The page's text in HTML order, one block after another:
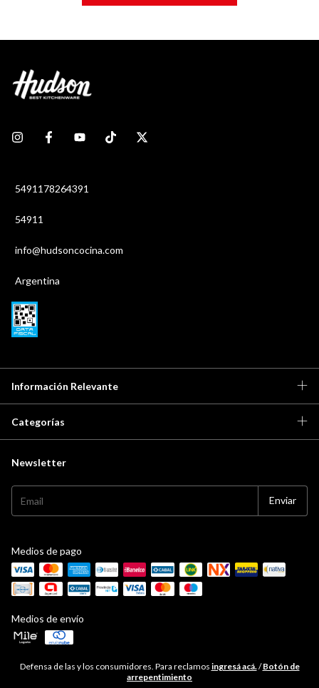
5491178264391
54911
info@hudsoncocina.com
Argentina
Información Relevante
Categorías
Newsletter
Medios de pago
Medios de envío
Defensa de las y los consumidores. Para reclamos ingresá acá. / Botón de
arrepentimiento